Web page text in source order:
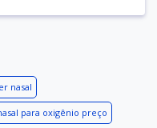
nasal
para oxigênio preço